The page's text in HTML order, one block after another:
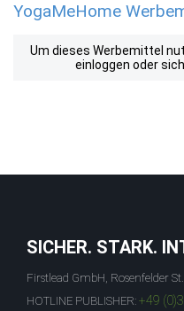
YogaMeHome
Um dieses Werbemittel
einloggen oder sich
SICHER. STARK.
Firstlead GmbH, Rosenfelder
HOTLINE PUBLISHER: +49